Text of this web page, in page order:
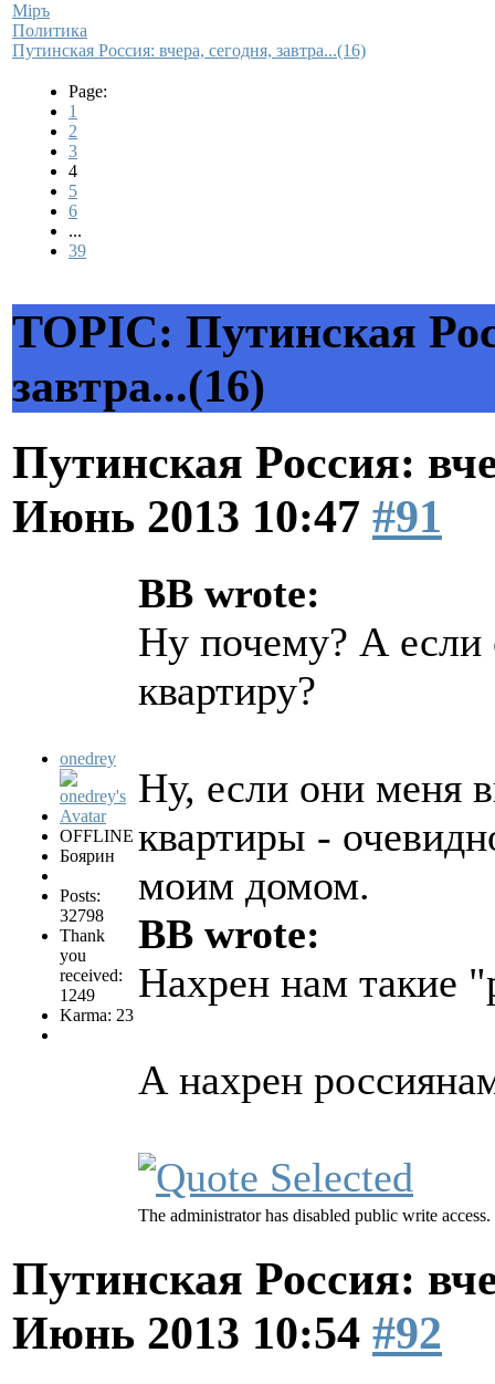
Мiръ
Политика
Путинская Россия: вчера, сегодня, завтра...(16)
Page:
1
2
3
4
5
6
...
39
TOPIC: Путинская
завтра...(16)
Путинская Россия:
Июнь 2013 10:47 #91
onedrey
OFFLINE
Боярин
Posts:
32798
Thank
you
received:
1249
Karma: 23
BB wrote:
Ну почему? А если
квартиру?
Ну, если они меня
квартиры -
моим домом.
BB wrote:
Нахрен нам такие
А нахрен
The administrator has disabled public write access.
Путинская Россия:
Июнь 2013 10:54 #92